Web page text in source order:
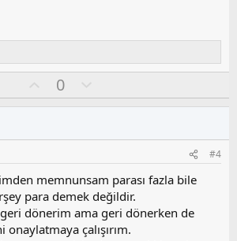
a
y
0
l
s
u
z
o
y
l
#4
memnunsam parası fazla bile
para demek değildir.
dönerim ama geri dönerken de
çalışırım.